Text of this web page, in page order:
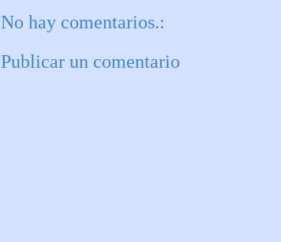
No hay comentarios.:
Publicar un comentario